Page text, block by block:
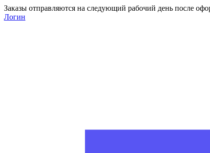
Заказы отправляются на следующий рабочий день после
Логин